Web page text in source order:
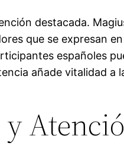
destacada.
que se expresan
españoles
añade vitalidad a
y